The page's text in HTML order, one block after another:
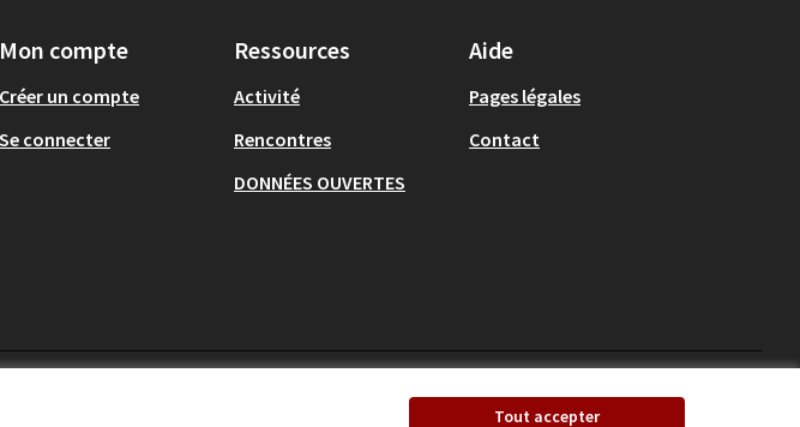
Tout accepter
Mon compte
Créer un compte
Se connecter
Ressources
Activité
Rencontres
DONNÉES OUVERTES
Aide
Pages légales
Contact